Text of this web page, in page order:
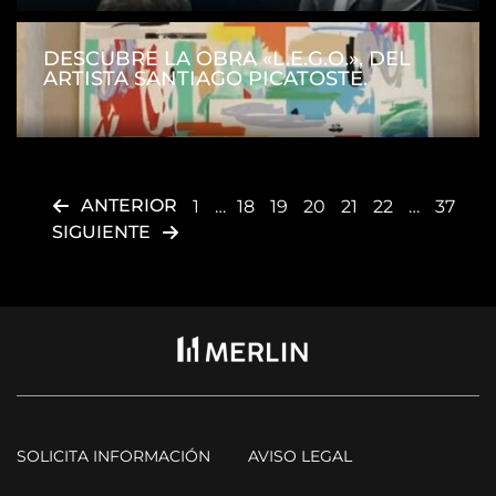
DESCUBRE LA OBRA «L.E.G.O.», DEL
ARTISTA SANTIAGO PICATOSTE.
ANTERIOR 1 … 18 19 20 21 22 …
37
SIGUIENTE
SOLICITA INFORMACIÓN AVISO LEGAL